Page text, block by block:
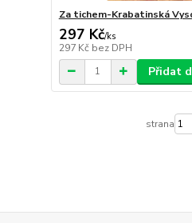
Za tichem-Krabatinská
297 Kč/ks
297 Kč bez DPH
Přidat
strana